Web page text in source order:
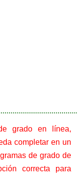
grado en línea,
completar en un
de grado de
correcta para